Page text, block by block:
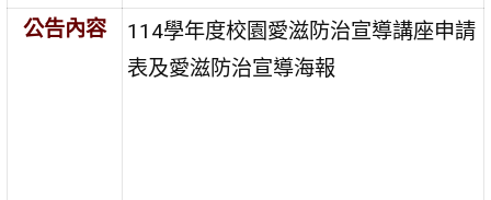
公告內容
114學年度校園愛滋防治宣導講座申請
表及愛滋防治宣導海報